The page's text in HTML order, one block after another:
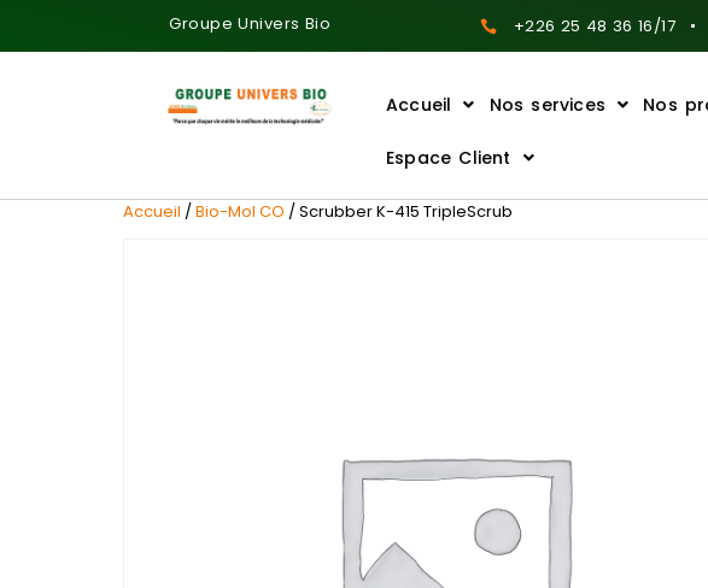
Groupe Univers Bio +226 25 48 36 16/17
Accueil Nos services Nos
Espace Client
Accueil /Bio-Mol CO / Scrubber K-415 TripleScrub